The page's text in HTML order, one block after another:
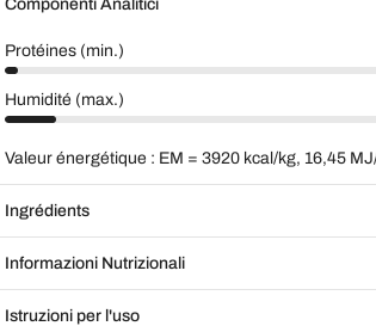
Componenti Analitici
Protéines (min.)
Humidité (max.)
Valeur énergétique : EM = 3920 kcal/kg, 16,45
Ingrédients
Informazioni Nutrizionali
Istruzioni per l'uso